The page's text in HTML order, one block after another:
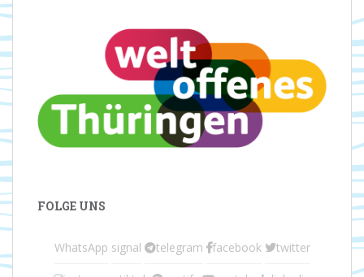
FOLGE UNS
WhatsApp signal telegram facebook twitter